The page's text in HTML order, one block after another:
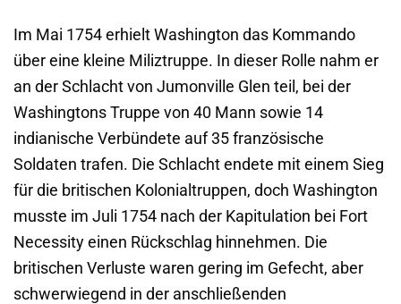
Im Mai 1754 erhielt Washington das Kommando
über eine kleine Miliztruppe. In dieser Rolle nahm er
an der Schlacht von Jumonville Glen teil, bei der
Washingtons Truppe von 40 Mann sowie 14
indianische Verbündete auf 35 französische
Soldaten trafen. Die Schlacht endete mit einem Sieg
für die britischen Kolonialtruppen, doch Washington
musste im Juli 1754 nach der Kapitulation bei Fort
Necessity einen Rückschlag hinnehmen. Die
britischen Verluste waren gering im Gefecht, aber
schwerwiegend in der anschließenden